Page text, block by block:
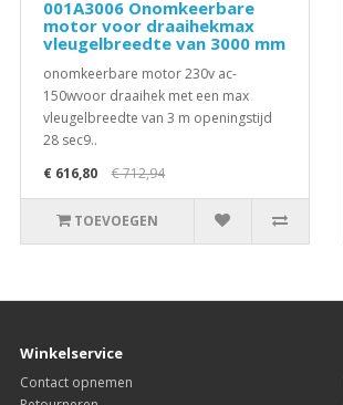
001A3006 Onomkeerbare
motor voor draaihekmax
vleugelbreedte van 3000 mm
onomkeerbare motor 230v ac-
150wvoor draaihek met een max
vleugelbreedte van 3 m openingstijd
28 sec9..
€ 616,80
€ 712,94
TOEVOEGEN
Winkelservice
Contact opnemen